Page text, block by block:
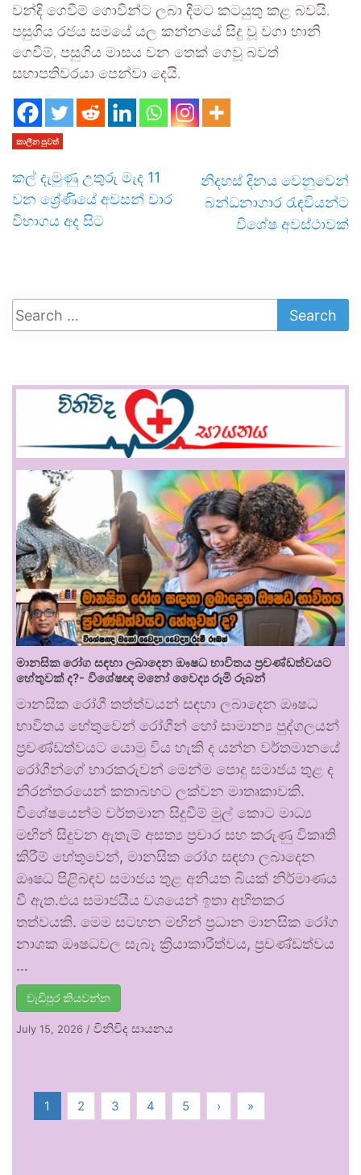
වන්දි ගෙවීම් ගොවීන්ට ලබා දීමට කටයුතු කළ බවයි.
පසුගිය රජය සමයේ යල කන්නයේ සිදු වූ වගා හානි
ගෙවීම්, පසුගිය මාසය වන තෙක් ගෙවූ බවත්
සභාපතිවරයා පෙන්වා දෙයි.
කාලීන පුවත්
කල් දැමුණු උතුරු මැද 11
වන ශ්‍රේණියේ අවසන් වාර
විභාගය අද සිට
නිදහස් දිනය වෙනුවෙන්
බන්ධනාගාර රැ ඳවියන්ට
විශේෂ අවස්ථාවක්
මානසික රෝග සඳහා ලබාදෙන ඖෂධ භාවිතය ප්‍රචණ්ඩත්වයට
හේතුවක් ද?- විශේෂඥ මනෝ වෛද්‍ය රූමි රූබන්
මානසික රෝගී තත්ත්වයන් සඳහා ලබාදෙන ඖෂධ
භාවිතය හේතුවෙන් රෝගීන් හෝ සාමාන්‍ය පුද්ගලයන්
ප්‍රචණ්ඩත්වයට යොමු විය හැකි ද යන්න වර්තමානයේ
රෝගීන්ගේ භාරකරුවන් මෙන්ම පොදු සමාජය තුළ ද
නිරන්තරයෙන් කතාබහට ලක්වන මාතෘකාවකි.
විශේෂයෙන්ම වර්තමාන සිදුවීම් මුල් කොට මාධ්‍ය
මඟින් සිදුවන ඇතැම් අසත්‍ය ප්‍රචාර සහ කරුණු විකෘති
කිරීම් හේතුවෙන්, මානසික රෝග සඳහා ලබාදෙන
ඖෂධ පිළිබඳව සමාජය තුළ අනියත බියක් නිර්මාණය
වී ඇත.එය සමාජයීය වශයෙන් ඉතා අහිතකර
තත්වයකි. මෙම සටහන මඟින් ප්‍රධාන මානසික රෝග
නාශක ඖෂධවල සැබෑ ක්‍රියාකාරීත්වය, ප්‍රචණ්ඩත්වය
…
වැඩිපුර කියවන්න
July 15, 2026 / විනිවිද සායනය
1 2 3 4 5 › »